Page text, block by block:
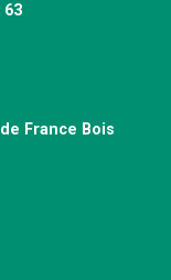
63
France Bois